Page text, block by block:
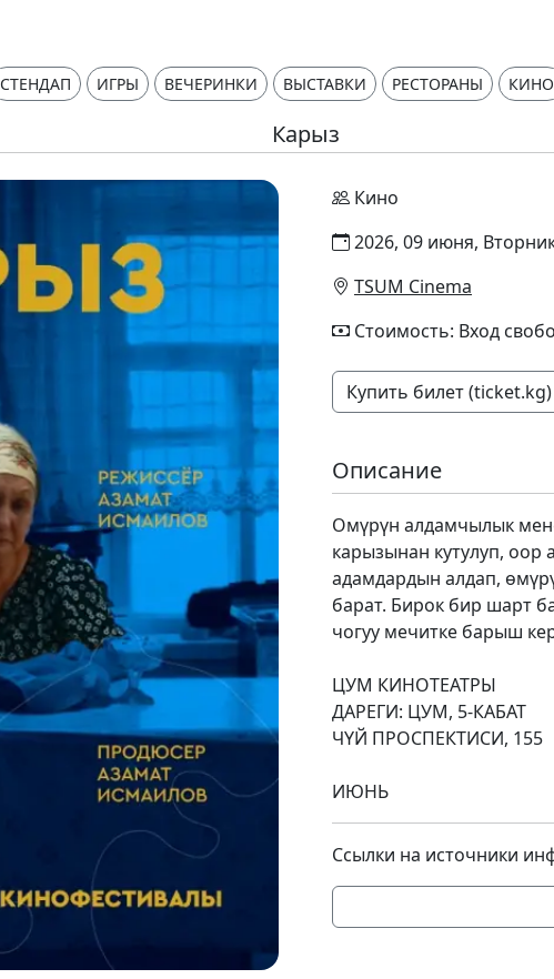
СТЕНДАП ИГРЫ ВЕЧЕРИНКИ ВЫСТАВКИ РЕСТОРАНЫ КИНО
Карыз
Кино
2026, 09 июня,
TSUM Cinema
Стоимость: Вход
Купить билет (ticket.kg)
Описание
Омүрүн алдамчылык
карызынан кутулуп, оор
адамдардын алдап,
барат. Бирок бир шарт
чогуу мечитке барыш
ЦУМ КИНОТЕАТРЫ
ДАРЕГИ: ЦУМ, 5-КАБАТ
ЧҮЙ
ИЮНЬ
Ссылки на источники